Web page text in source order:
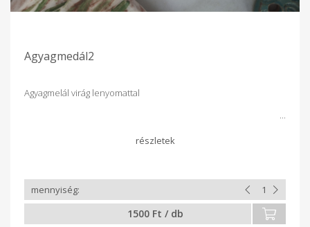
Agyagmedál2
Agyagmelál virág lenyomattal
1500 Ft / db